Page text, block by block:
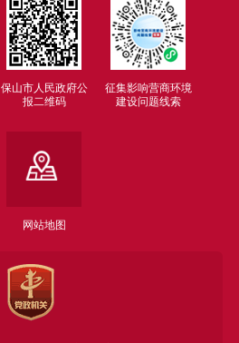
保山市人民政府公
报二维码
征集影响营商环境
建设问题线索
网站地图